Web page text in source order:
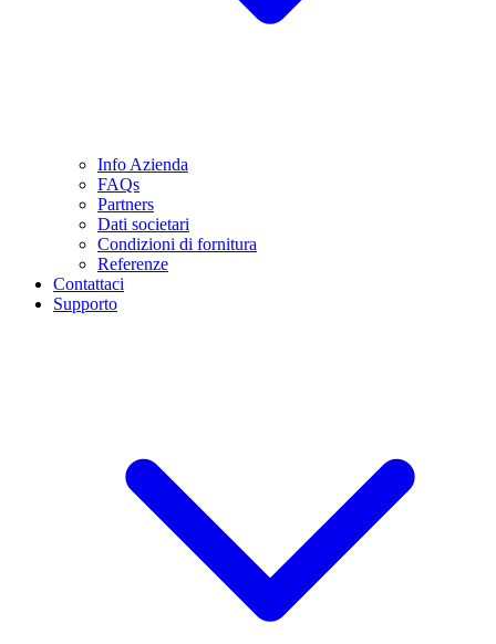
Info Azienda
FAQs
Partners
Dati societari
Condizioni di fornitura
Referenze
Contattaci
Supporto